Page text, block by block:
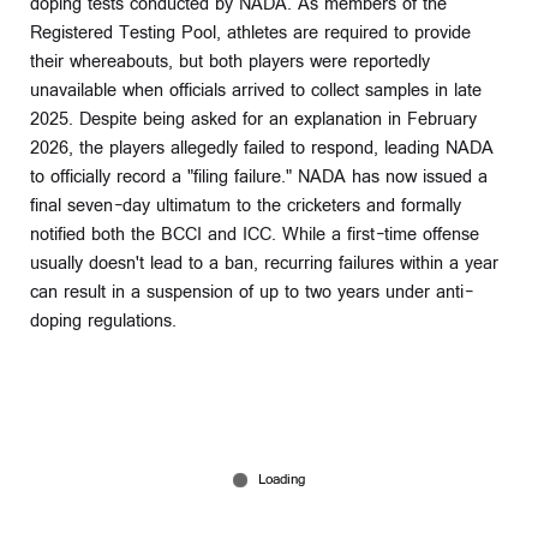
Registered Testing Pool, athletes are required to provide
their whereabouts, but both players were reportedly
unavailable when officials arrived to collect samples in late
2025. Despite being asked for an explanation in February
2026, the players allegedly failed to respond, leading NADA
to officially record a "filing failure." NADA has now issued a
final seven-day ultimatum to the cricketers and formally
notified both the BCCI and ICC. While a first-time offense
usually doesn't lead to a ban, recurring failures within a year
can result in a suspension of up to two years under anti-
doping regulations.